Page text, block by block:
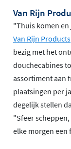
Van Rijn
"Thuis komen en
Van Rijn Products
bezig met het
douchecabines
assortiment aan
plaatsingen per
degelijk stellen
"Sfeer
elke morgen een